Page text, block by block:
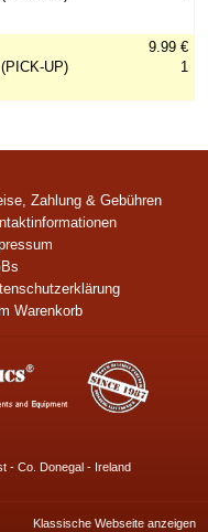
UP)
9.99 €
1
Zahlung & Gebühren
Warenkorb
- Co. Donegal - Ireland
Klassische Webseite anzeigen